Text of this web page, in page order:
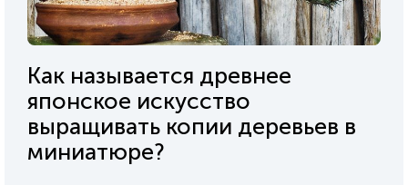
Как называется древнее
японское искусство
выращивать копии деревьев в
миниатюре?